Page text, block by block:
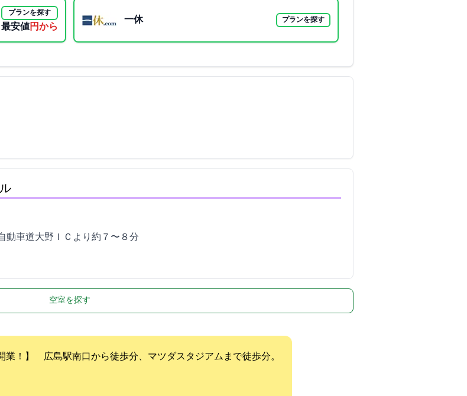
プランを探す
最安値4840円から
一休 プランを探す
動車道大野ＩＣより約７〜８分
空室を探す
新規開業！】 広島駅南口から徒歩5分、マツダスタジアムまで徒歩5分。